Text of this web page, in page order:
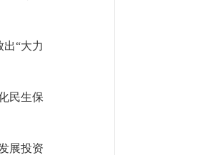
“大力
民生保
展投资